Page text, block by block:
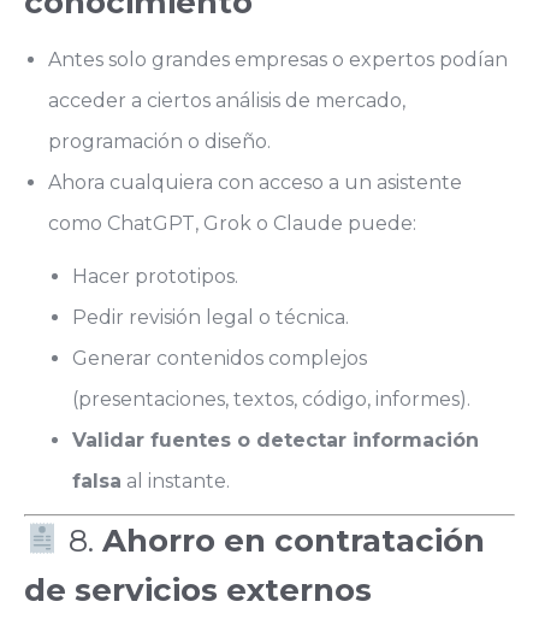
Antes solo grandes empresas o expertos podían
acceder a ciertos análisis de mercado,
programación o diseño.
Ahora cualquiera con acceso a un asistente
como ChatGPT, Grok o Claude puede:
Hacer prototipos.
Pedir revisión legal o técnica.
Generar contenidos complejos
(presentaciones, textos, código, informes).
Validar fuentes o detectar información
falsa al instante.
8. Ahorro en contratación
de servicios externos